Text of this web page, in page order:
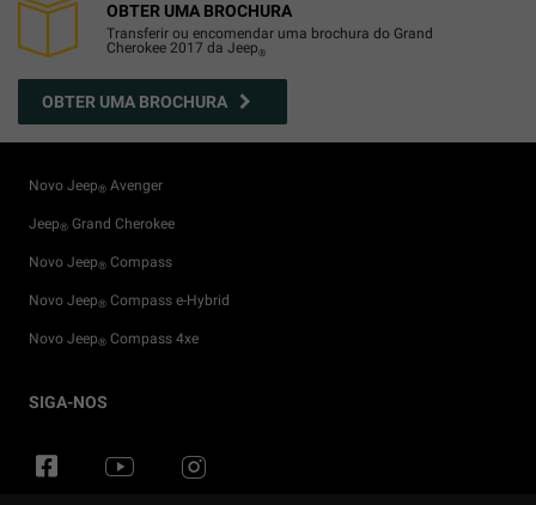
OBTER UMA BROCHURA
Transferir ou encomendar uma brochura do Grand
Cherokee 2017 da Jeep®
OBTER UMA BROCHURA
Novo Jeep® Avenger
Jeep® Grand Cherokee
Novo Jeep® Compass
Novo Jeep® Compass e-Hybrid
Novo Jeep® Compass 4xe
Particulares
Configurador
Test Drive
Eventos
Loja Jeep
Flexcare
Serviços Conectados
Sistemas 4X4
Glossário
SIGA-NOS